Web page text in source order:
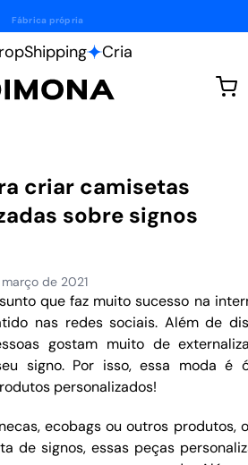
do seu jeito.
Cria
criar camisetas
sobre signos
de 2021
que faz muito sucesso na
nas redes sociais. Além de
gostam muito de
signo. Por isso, essa moda é
personalizados!
ecobags ou outros produtos,
de signos, essas peças